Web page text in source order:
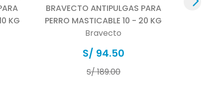
KG
BRAVECTO ANTIPULGAS PARA
PERRO MASTICABLE 10 - 20 KG
Bravecto
S/ 94.50
S/189.00